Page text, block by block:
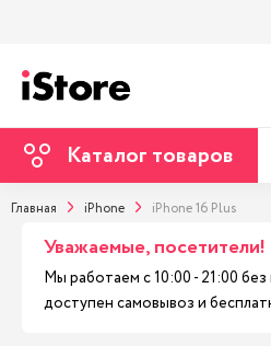
Каталог товаров
Главная iPhone iPhone 16 Plus
Уважаемые, посетители!
Мы работаем с 10:00 - 21:00
доступен самовывоз и